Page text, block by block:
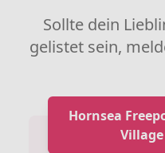
Sollte dein
gelistet sein,
Hornsea